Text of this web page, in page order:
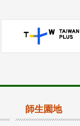
師生園地